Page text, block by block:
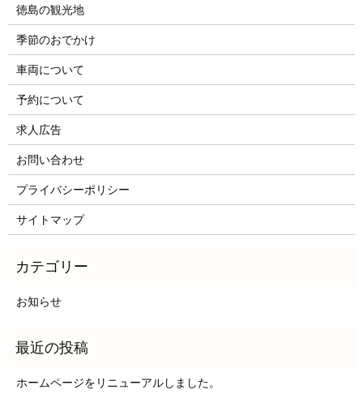
徳島の観光地
季節のおでかけ
車両について
予約について
求人広告
お問い合わせ
プライバシーポリシー
サイトマップ
お知らせ
ホームページをリニューアルしました。